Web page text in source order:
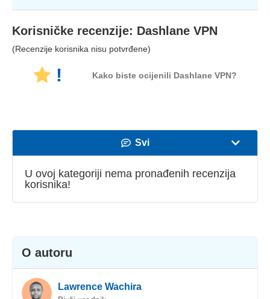
Korisničke recenzije: Dashlane VPN
(Recenzije korisnika nisu potvrđene)
! Kako biste ocijenili Dashlane VPN?
Svi
U ovoj kategoriji nema pronađenih recenzija
korisnika!
O autoru
Lawrence Wachira